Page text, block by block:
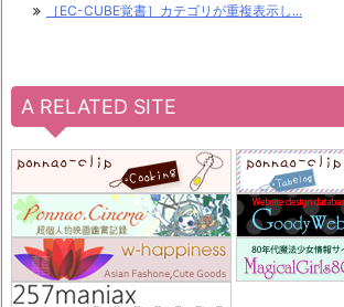
［EC-CUBE覚書］カテゴリが重複表示し...
A RELATED SITE